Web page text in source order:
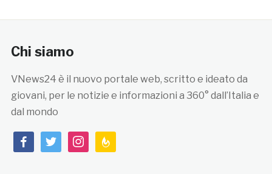
Chi siamo
VNews24 è il nuovo portale web, scritto e ideato da
giovani, per le notizie e informazioni a 360° dall’Italia e
dal mondo
facebooktwitterinstagramfeedburner